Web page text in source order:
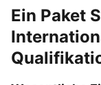
Ein Paket